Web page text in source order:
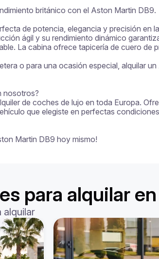
británico con el Aston Martin DB9.
de potencia, elegancia y precisión en
ágil y su rendimiento dinámico
La cabina ofrece tapicería de cuero
o para una ocasión especial, alquilar
nosotros?
de coches de lujo en toda Europa.
que elegiste en perfectas
Martin DB9 hoy mismo!
para alquilar
alquilar